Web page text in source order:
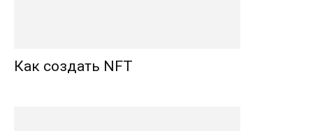
Как создать NFT